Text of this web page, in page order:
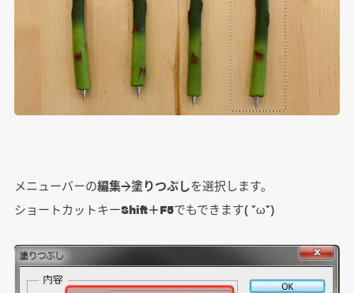
メニューバーの編集→塗りつぶしを選択します。
ショートカットキーShift＋F5でもできます( ˘ω˘)